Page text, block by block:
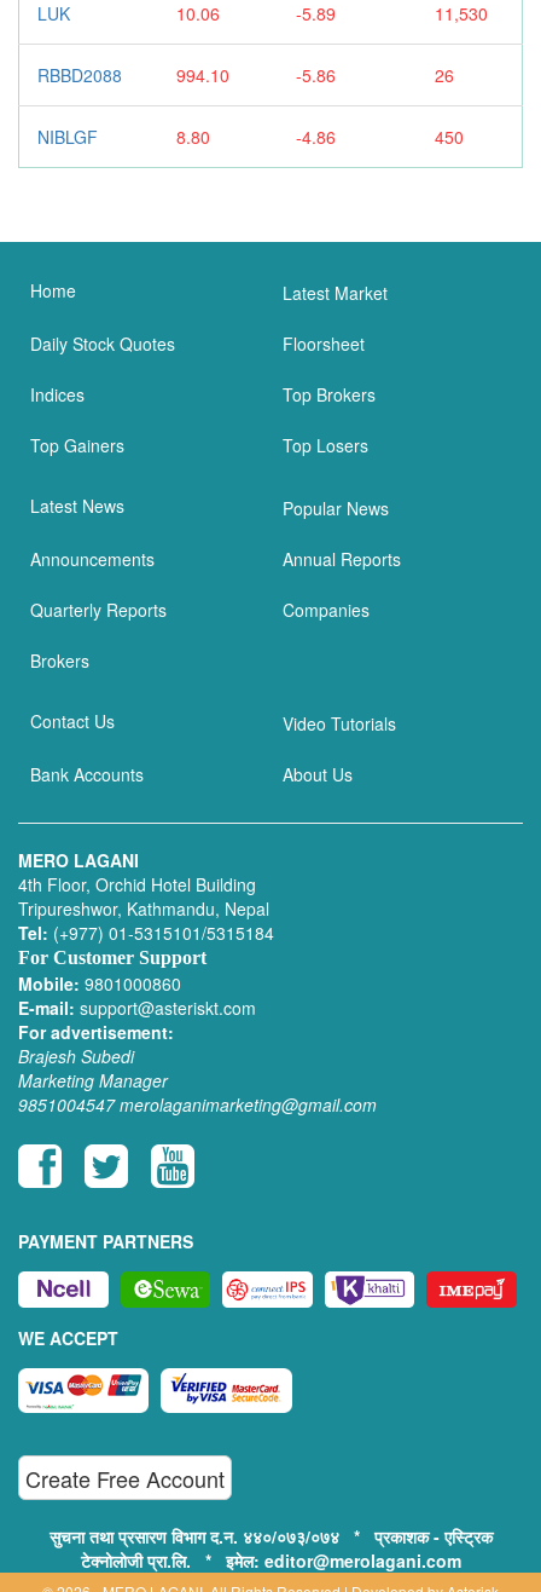
LUK 10.06 -5.89 11,530
RBBD2088 994.10 -5.86 26
NIBLGF 8.80 -4.86 450
Home Latest Market
Daily Stock Quotes Floorsheet
Indices Top Brokers
Top Gainers Top Losers
Latest News Popular News
Announcements Annual Reports
Quarterly Reports Companies
Brokers
Contact Us Video Tutorials
Bank Accounts About Us
MERO LAGANI
4th Floor, Orchid Hotel Building
Tripureshwor, Kathmandu, Nepal
Tel: (+977) 01-5315101/5315184
For Customer Support
Mobile: 9801000860
E-mail: support@asteriskt.com
For advertisement:
Brajesh Subedi
Marketing Manager
9851004547 merolaganimarketing@gmail.com
PAYMENT PARTNERS
WE ACCEPT
Create Free Account
सुचना तथा प्रसारण विभाग द.न. ४४०/०७३/०७४ * प्रकाशक - एस्ट्रिक
टेक्नोलोजी प्रा.लि. * इमेल: editor@merolagani.com